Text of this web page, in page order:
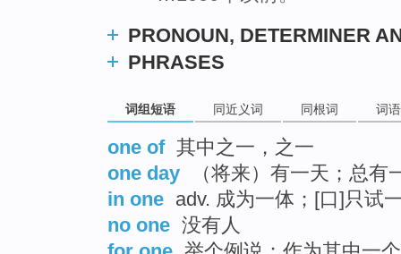
PRONOUN, DETERMINER
PHRASES
词组短语 同近义词 同根词 词
one of 其中之一，之一
one day
（将来）有一天；总有
in one adv. 成为一体；[口]只试
no one 没有人